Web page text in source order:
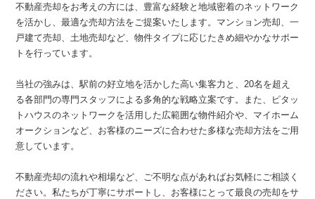
不動産売却をお考えの方には、豊富な経験と地域密着のネットワーク
を活かし、最適な売却方法をご提案いたします。マンション売却、一
戸建て売却、土地売却など、物件タイプに応じたきめ細やかなサポー
トを行っています。
当社の強みは、駅前の好立地を活かした高い集客力と、20名を超え
る各部門の専門スタッフによる多角的な戦略立案です。また、ピタッ
トハウスのネットワークを活用した広範囲な物件紹介や、マイホーム
オークションなど、お客様のニーズに合わせた多様な売却方法をご用
意しています。
不動産売却の流れや相場など、ご不明な点があればお気軽にご相談く
ださい。私たちが丁寧にサポートし、お客様にとって最良の売却をサ